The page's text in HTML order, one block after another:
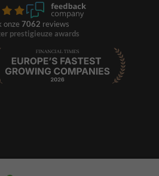
onze 7062 reviews
prestigieuze awards